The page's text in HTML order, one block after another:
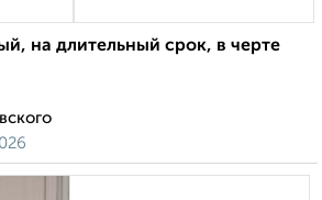
на длительный срок, в черте